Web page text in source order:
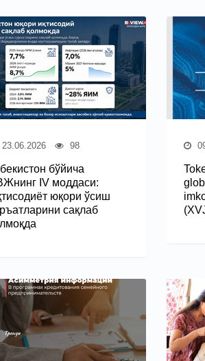
23.06.2026 98
бўйича
IV моддаси:
юқори ўсиш
сақлаб